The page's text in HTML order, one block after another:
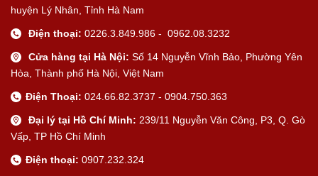
huyện Lý Nhân, Tỉnh Hà Nam
Điện thoại: 0226.3.849.986 - 0962.08.3232
Cửa hàng tại Hà Nội: Số 14 Nguyễn Vĩnh Bảo, Phường Yên
Hòa, Thành phố Hà Nội, Việt Nam
Điện Thoại: 024.66.82.3737 - 0904.750.363
Đại lý tại Hồ Chí Minh: 239/11 Nguyễn Văn Công, P3, Q. Gò
Vấp, TP Hồ Chí Minh
Điện thoại: 0907.232.324